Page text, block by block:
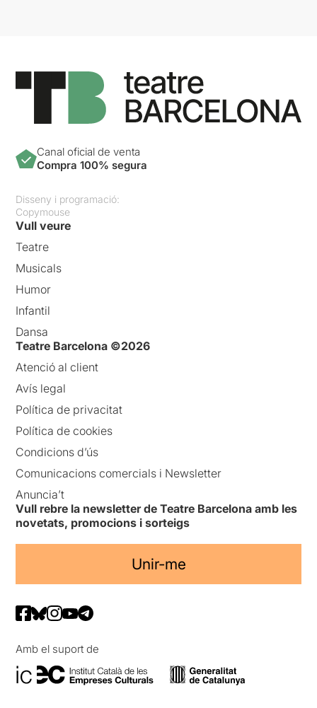
Canal oficial de venta
Compra 100% segura
Disseny i programació:
Copymouse
Vull veure
Teatre
Musicals
Humor
Infantil
Dansa
Teatre Barcelona ©2026
Atenció al client
Avís legal
Política de privacitat
Política de cookies
Condicions d’ús
Comunicacions comercials i Newsletter
Anuncia’t
Vull rebre la newsletter de Teatre Barcelona amb les
novetats, promocions i sorteigs
Unir-me
Amb el suport de